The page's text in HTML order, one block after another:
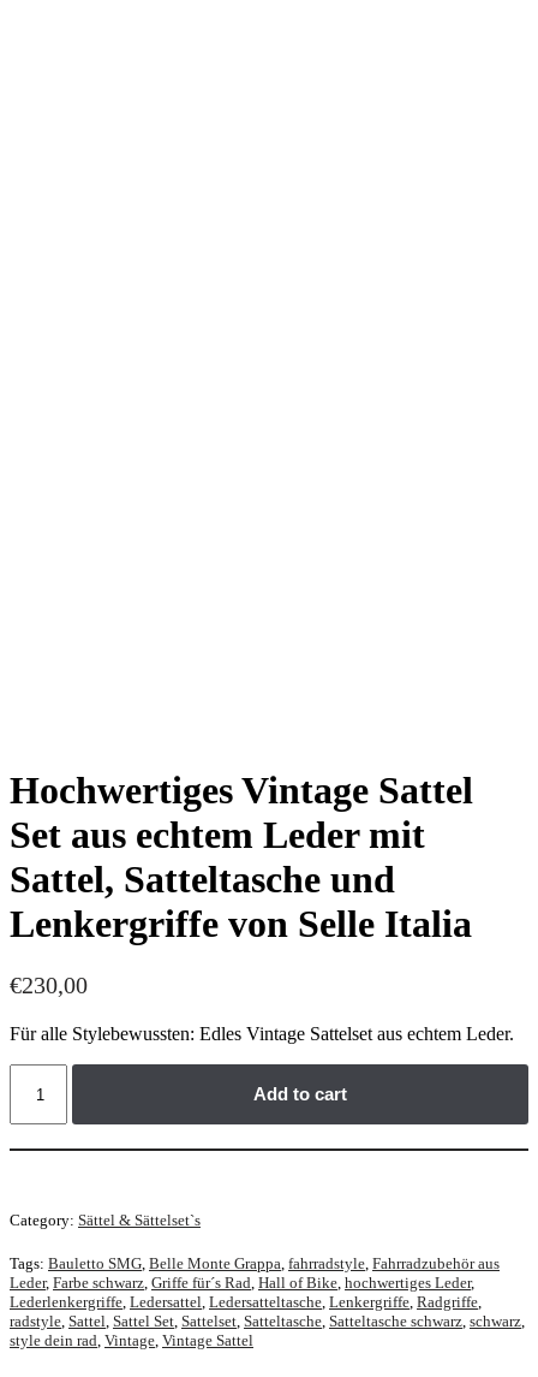
Hochwertiges Vintage Sattel
Set aus echtem Leder mit
Sattel, Satteltasche und
Lenkergriffe von Selle Italia
€230,00
Für alle Stylebewussten: Edles Vintage Sattelset aus echtem Leder.
Hochwertiges
Vintage
mit
Satteltasche
und
Lenkergriffe
von
Selle
Add to cart
Category: Sättel & Sättelset`s
Tags: Bauletto SMG, Belle Monte Grappa, fahrradstyle, Fahrradzubehör aus
Leder, Farbe schwarz, Griffe für´s Rad, Hall of Bike, hochwertiges Leder,
Lederlenkergriffe, Ledersattel, Ledersatteltasche, Lenkergriffe, Radgriffe,
radstyle, Sattel, Sattel Set, Sattelset, Satteltasche, Satteltasche schwarz, schwarz,
style dein rad, Vintage, Vintage Sattel